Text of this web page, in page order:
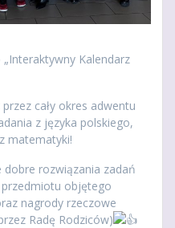
Kalendarz
cały okres adwentu
z języka polskiego,
matematyki!
dobre rozwiązania zadań
objętego
nagrody rzeczowe
Radę Rodziców)